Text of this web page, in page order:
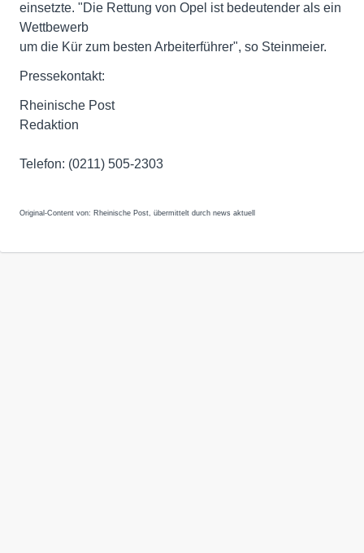
einsetzte. "Die Rettung von Opel ist bedeutender als ein
Wettbewerb
um die Kür zum besten Arbeiterführer", so Steinmeier.
Pressekontakt:
Rheinische Post
Redaktion
Telefon: (0211) 505-2303
Original-Content von: Rheinische Post, übermittelt durch news aktuell